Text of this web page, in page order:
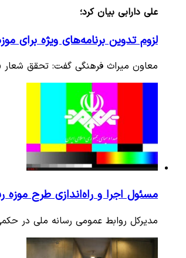
علی دارابی بیان کرد؛
لزوم تدوین برنامه‌های ویژه‌ برای
معاون میراث فرهنگی گفت: تحقق شعار
مسئول اجرا و راه‌اندازی طرح
مدیرکل روابط عمومی رسانه ملی در